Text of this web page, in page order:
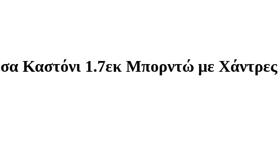
Καστόνι 1.7εκ Μπορντώ με Χάντρες